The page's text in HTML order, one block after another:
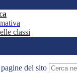
classi
del sito